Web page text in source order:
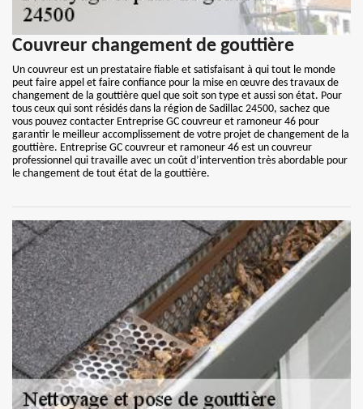
Couvreur changement de gouttière
Un couvreur est un prestataire fiable et satisfaisant à qui tout le monde
peut faire appel et faire confiance pour la mise en œuvre des travaux de
changement de la gouttière quel que soit son type et aussi son état. Pour
tous ceux qui sont résidés dans la région de Sadillac 24500, sachez que
vous pouvez contacter Entreprise GC couvreur et ramoneur 46 pour
garantir le meilleur accomplissement de votre projet de changement de la
gouttière. Entreprise GC couvreur et ramoneur 46 est un couvreur
professionnel qui travaille avec un coût d’intervention très abordable pour
le changement de tout état de la gouttière.